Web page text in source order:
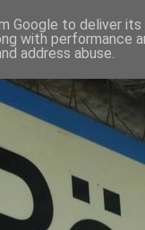
Google to deliver
with performance
address abuse.